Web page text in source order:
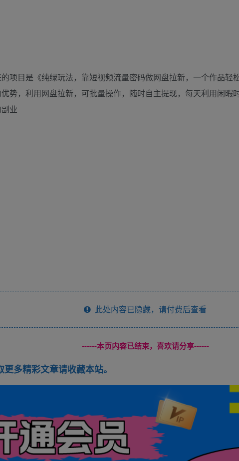
项目是《纯绿玩法，靠短视频流量密码做网盘拉新，一个作品轻
势，利用网盘拉新，可批量操作，随时自主提现，每天利用闲暇
业
此处内容已隐藏，请付费后查看
------本页内容已结束，喜欢请分享------
多精彩文章请收藏本站。